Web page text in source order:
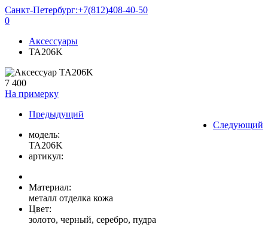
Санкт-Петербург:+7(812)408-40-50
0
Аксессуары
TA206K
7 400
На примерку
Предыдущий
Следующий
модель:
TA206K
артикул:
Материал:
металл отделка кожа
Цвет:
золото, черный, серебро, пудра